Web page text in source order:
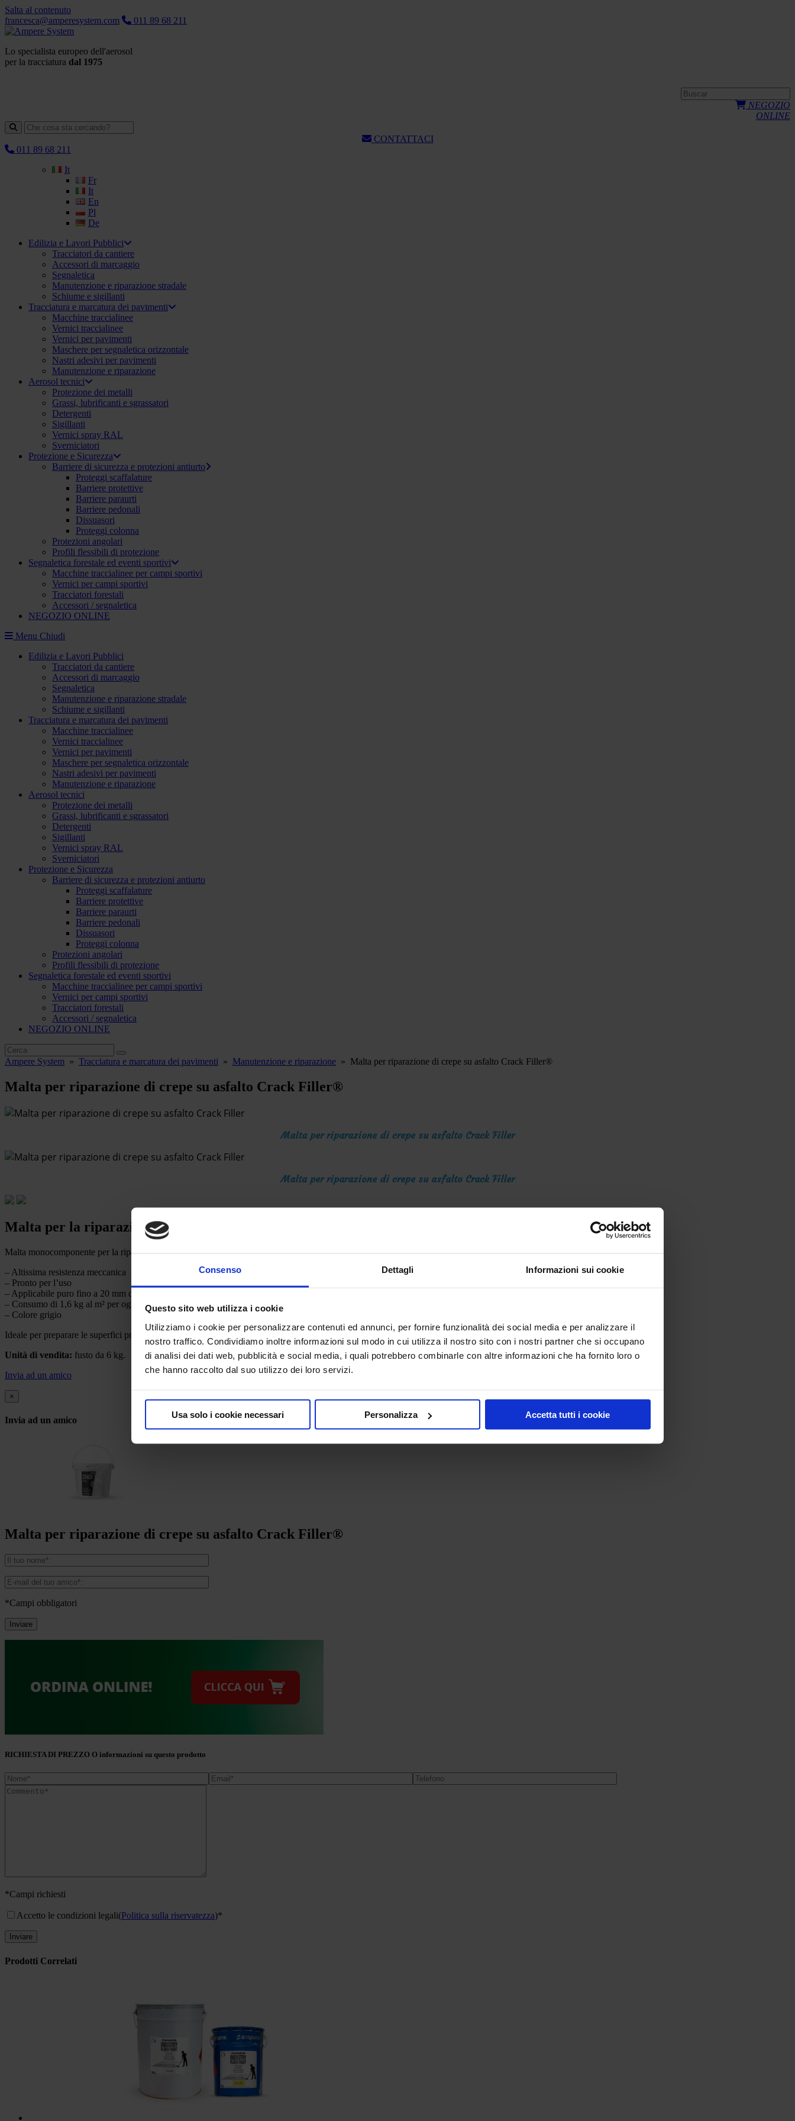
Consenso Dettagli Informazioni sui cookie
Questo sito web utilizza i cookie
Utilizziamo i cookie per personalizzare contenuti ed annunci, per fornire funzionalità dei social media e per analizzare il
nostro traffico. Condividiamo inoltre informazioni sul modo in cui utilizza il nostro sito con i nostri partner che si occupano
di analisi dei dati web, pubblicità e social media, i quali potrebbero combinarle con altre informazioni che ha fornito loro o
che hanno raccolto dal suo utilizzo dei loro servizi.
Usa solo i cookie necessari Personalizza Accetta tutti i cookie
Salta al contenuto
francesca@amperesystem.com
011 89 68 211
Lo specialista europeo dell'aerosol
per la tracciatura dal 1975
NEGOZIO
ONLINE
CONTATTACI
011 89 68 211
It
Fr
It
En
Pl
De
Edilizia e Lavori Pubblici
Tracciatori da cantiere
Accessori di marcaggio
Segnaletica
Manutenzione e riparazione stradale
Schiume e sigillanti
Tracciatura e marcatura dei pavimenti
Macchine traccialinee
Vernici traccialinee
Vernici per pavimenti
Maschere per segnaletica orizzontale
Nastri adesivi per pavimenti
Manutenzione e riparazione
Aerosol tecnici
Protezione dei metalli
Grassi, lubrificanti e sgrassatori
Detergenti
Sigillanti
Vernici spray RAL
Sverniciatori
Protezione e Sicurezza
Barriere di sicurezza e protezioni antiurto
Proteggi scaffalature
Barriere protettive
Barriere paraurti
Barriere pedonali
Dissuasori
Proteggi colonna
Protezioni angolari
Profili flessibili di protezione
Segnaletica forestale ed eventi sportivi
Macchine traccialinee per campi sportivi
Vernici per campi sportivi
Tracciatori forestali
Accessori / segnaletica
NEGOZIO ONLINE
Menu Chiudi
Edilizia e Lavori Pubblici
Tracciatori da cantiere
Accessori di marcaggio
Segnaletica
Manutenzione e riparazione stradale
Schiume e sigillanti
Tracciatura e marcatura dei pavimenti
Macchine traccialinee
Vernici traccialinee
Vernici per pavimenti
Maschere per segnaletica orizzontale
Nastri adesivi per pavimenti
Manutenzione e riparazione
Aerosol tecnici
Protezione dei metalli
Grassi, lubrificanti e sgrassatori
Detergenti
Sigillanti
Vernici spray RAL
Sverniciatori
Protezione e Sicurezza
Barriere di sicurezza e protezioni antiurto
Proteggi scaffalature
Barriere protettive
Barriere paraurti
Barriere pedonali
Dissuasori
Proteggi colonna
Protezioni angolari
Profili flessibili di protezione
Segnaletica forestale ed eventi sportivi
Macchine traccialinee per campi sportivi
Vernici per campi sportivi
Tracciatori forestali
Accessori / segnaletica
NEGOZIO ONLINE
Ampere System » Tracciatura e marcatura dei pavimenti » Manutenzione e riparazione » Malta per riparazione di crepe su asfalto Crack Filler®
Malta per riparazione di crepe su asfalto Crack Filler®
Malta per riparazione di crepe su asfalto Crack Filler
Malta per riparazione di crepe su asfalto Crack Filler
Malta per la riparazione di crepe su asfalto
Malta monocomponente per la riparazione di crepe su strade, parcheggi, pavimenti industriali.
– Altissima resistenza meccanica
– Pronto per l’uso
– Applicabile puro fino a 20 mm di spessore
– Consumo di 1,6 kg al m² per ogni mm di spessore
– Colore grigio
Ideale per preparare le superfici prima dell’applicazione del sigillante per asfalto
AMPERE BLACK PARKING
Unità di vendita: fusto da 6 kg.
Invia ad un amico
×
Invia ad un amico
Malta per riparazione di crepe su asfalto Crack Filler®
*Campi obbligatori
RICHIESTA DI PREZZO O informazioni su questo prodotto
*Campi richiesti
Accetto le condizioni legali(Politica sulla riservatezza)*
Prodotti Correlati